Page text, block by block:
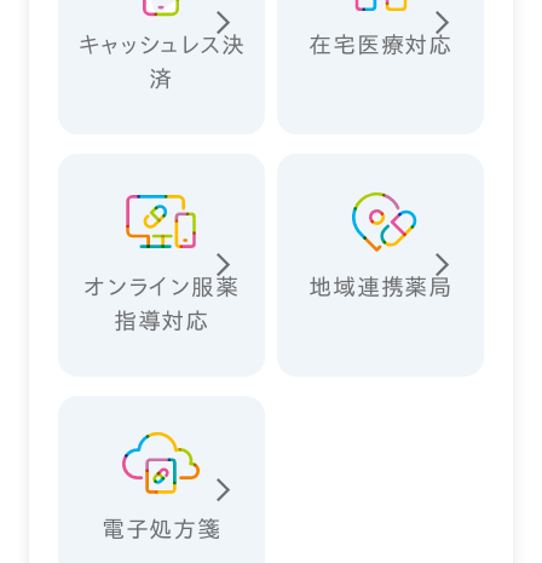
キャッシュレス決
済
在宅医療対応
オンライン服薬
指導対応
地域連携薬局
電子処方箋